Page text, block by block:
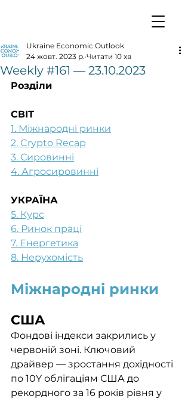
Weekly #161 — 23.10.2023
Ukraine Economic Outlook
24 жовт. 2023 р. Читати 10 хв
Розділи
СВІТ
1. Міжнародні ринки
2. Crypto Recap
3. Сировинні
4. Агросировинні
УКРАЇНА
5. Курс
6. Ринок праці
7. Енергетика
8. Нерухомість
Міжнародні ринки
США
Фондові індекси закрились у
червоній зоні. Ключовий
драйвер — зростання дохідності
по 10Y облігаціям США до
рекордного за 16 років рівня у